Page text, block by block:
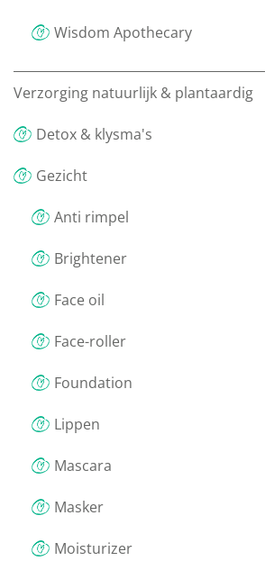
Wisdom Apothecary
Verzorging natuurlijk & plantaardig
Detox & klysma's
Gezicht
Anti rimpel
Brightener
Face oil
Face-roller
Foundation
Lippen
Mascara
Masker
Moisturizer